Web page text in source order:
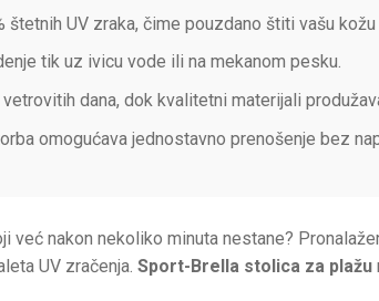
UV zraka, čime pouzdano štiti vašu kožu
tik uz ivicu vode ili na mekanom pesku.
dana, dok kvalitetni materijali
omogućava jednostavno prenošenje bez
nakon nekoliko minuta nestane?
UV zračenja. Sport-Brella stolica za plažu